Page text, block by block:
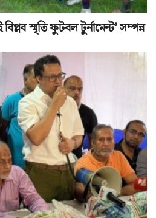
বিপ্লব স্মৃতি ফুটবল টুর্নামেন্ট’ সম্পন্ন